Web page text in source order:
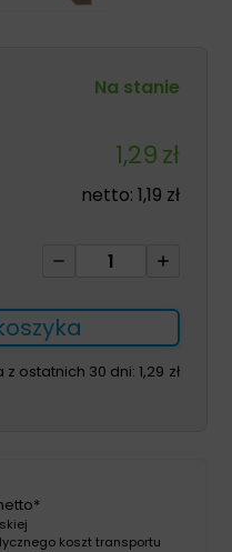
Na stanie
1,29zł
netto: 1,19 zł
ilość
chirurgiczne
pudrowane
7,0
z ostatnich 30 dni: 1,29 zł
koszt transportu